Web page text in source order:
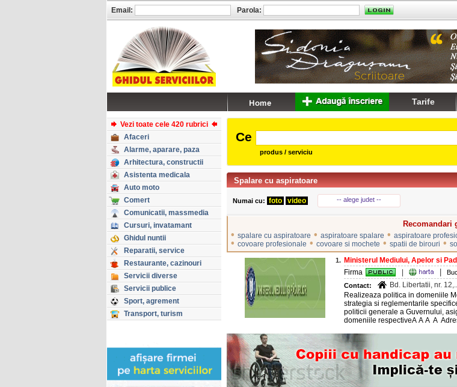
Vezi toate cele 420 rubrici
Afaceri
Alarme, aparare, paza
Arhitectura, constructii
Asistenta medicala
Auto moto
Comert
Comunicatii, massmedia
Cursuri, invatamant
Ghidul nuntii
Reparatii, service
Restaurante, cazinouri
Servicii diverse
Servicii publice
Sport, agrement
Transport, turism
Ce
produs / serviciu
Spalare cu aspiratoare
Numai cu: foto video -- alege judet --
Recomandari
• spalare cu aspiratoare • aspiratoare spalare • aspiratoare
• covoare profesionale • covoare si mochete • spatii de birouri •
1. Ministerul Mediului, Apelor si
Firma
Contact:
Bd. Libertatii, nr.
Realizeaza politica in domeniile
strategia si reglementarile
politicii generale a Guvernului,
domeniile respectiveA A A A
Email: Parola:
Tarife